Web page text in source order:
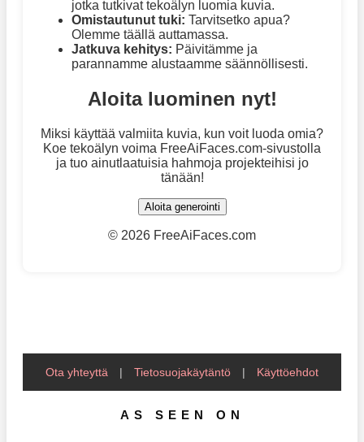
jotka tutkivat tekoälyn luomia kuvia.
Omistautunut tuki: Tarvitsetko apua?
Olemme täällä auttamassa.
Jatkuva kehitys: Päivitämme ja
parannamme alustaamme säännöllisesti.
Aloita luominen nyt!
Miksi käyttää valmiita kuvia, kun voit luoda omia?
Koe tekoälyn voima FreeAiFaces.com-sivustolla
ja tuo ainutlaatuisia hahmoja projekteihisi jo
tänään!
Aloita generointi
© 2026 FreeAiFaces.com
Ota yhteyttä | Tietosuojakäytäntö | Käyttöehdot
AS SEEN ON